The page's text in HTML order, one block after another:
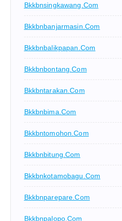
Bkkbnsingkawang.com
Bkkbnbanjarmasin.com
Bkkbnbalikpapan.com
Bkkbnbontang.com
Bkkbntarakan.com
Bkkbnbima.com
Bkkbntomohon.com
Bkkbnbitung.com
Bkkbnkotamobagu.com
Bkkbnparepare.com
Bkkbnpalopo.com